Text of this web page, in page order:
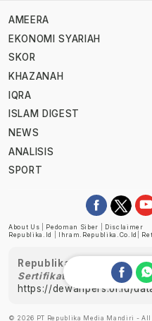
AMEERA
EKONOMI SYARIAH
SKOR
KHAZANAH
IQRA
ISLAM DIGEST
NEWS
ANALISIS
SPORT
About Us Pedoman Siber
Disclaimer
Republika.id
Ihram.republika.co.id
Republika telah
Sertifikat Nomor 1058/
https://dewanpers.or.id/
© 2026 PT Republika Media Mandiri - All